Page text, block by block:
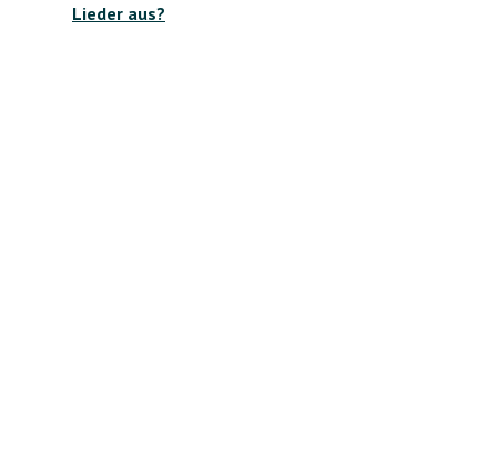
Lieder aus?